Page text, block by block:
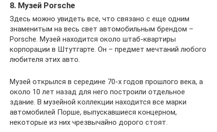
8. Музей Porsche
Здесь можно увидеть все, что связано с еще одним
знаменитым на весь свет автомобильным брендом –
Porsche. Музей находится около штаб-квартиры
корпорации в Штутгарте. Он – предмет мечтаний любого
любителя этих авто.
Музей открылся в середине 70-х годов прошлого века, а
около 10 лет назад для него построили отдельное
здание. В музейной коллекции находится все марки
автомобилей Порше, выпускавшиеся концерном,
некоторые из них чрезвычайно дорого стоят.